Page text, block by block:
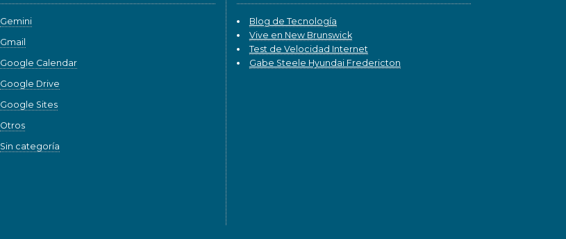
Gemini
Gmail
Google Calendar
Google Drive
Google Sites
Otros
Sin categoría
Blog de Tecnología
Vive en New Brunswick
Test de Velocidad Internet
Gabe Steele Hyundai Fredericton